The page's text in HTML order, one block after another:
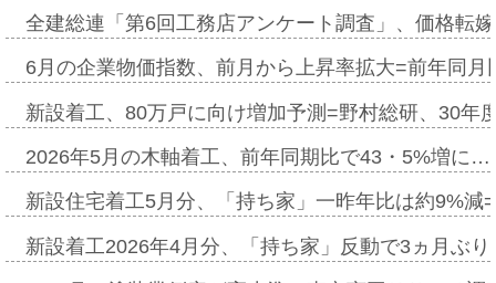
全建総連「第6回工務店アンケート調査」、価格転
6月の企業物価指数、前月から上昇率拡大=前年同
新設着工、80万戸に向け増加予測=野村総研、30年
2026年5月の木軸着工、前年同期比で43・5%増に…
新設住宅着工5月分、「持ち家」一昨年比は約9%
新設着工2026年4月分、「持ち家」反動で3ヵ月ぶ